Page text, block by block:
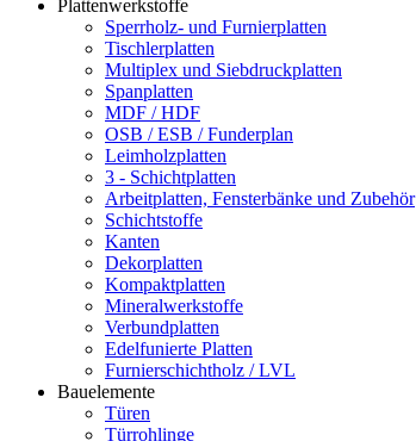
Plattenwerkstoffe
Sperrholz- und Furnierplatten
Tischlerplatten
Multiplex und Siebdruckplatten
Spanplatten
MDF / HDF
OSB / ESB / Funderplan
Leimholzplatten
3 - Schichtplatten
Arbeitplatten, Fensterbänke und Zubehör
Schichtstoffe
Kanten
Dekorplatten
Kompaktplatten
Mineralwerkstoffe
Verbundplatten
Edelfunierte Platten
Furnierschichtholz / LVL
Bauelemente
Türen
Türrohlinge